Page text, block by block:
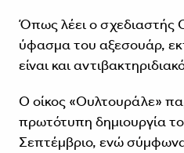
Όπως λέει ο σχεδιαστής
ύφασμα του αξεσουάρ,
είναι και
Ο οίκος «Ουλτουράλε»
πρωτότυπη δημιουργία
Σεπτέμβριο, ενώ